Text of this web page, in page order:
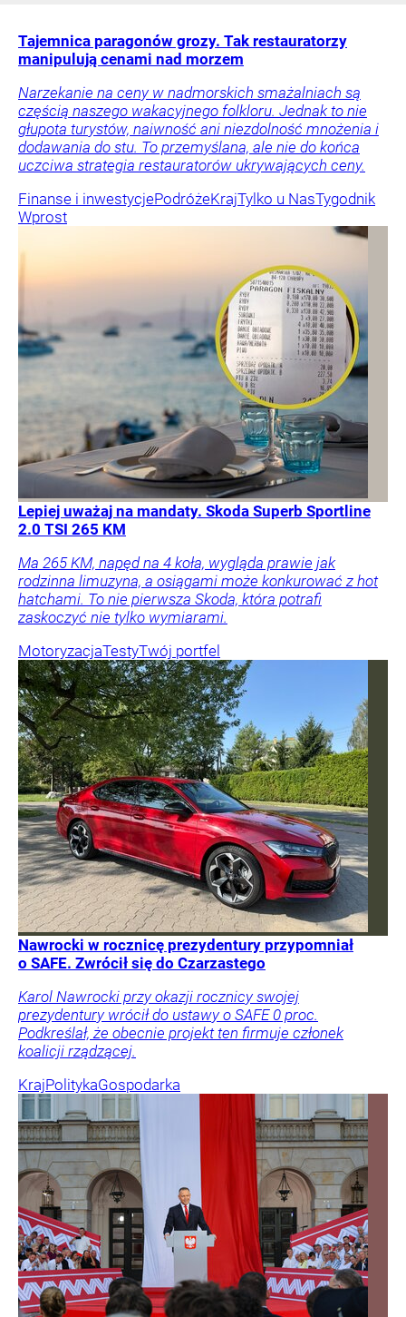
Tajemnica paragonów grozy. Tak restauratorzy
manipulują cenami nad morzem
Narzekanie na ceny w nadmorskich smażalniach są
częścią naszego wakacyjnego folkloru. Jednak to nie
głupota turystów, naiwność ani niezdolność mnożenia i
dodawania do stu. To przemyślana, ale nie do końca
uczciwa strategia restauratorów ukrywających ceny.
Finanse i inwestycjePodróżeKrajTylko u NasTygodnik
Wprost
Lepiej uważaj na mandaty. Skoda Superb Sportline
2.0 TSI 265 KM
Ma 265 KM, napęd na 4 koła, wygląda prawie jak
rodzinna limuzyna, a osiągami może konkurować z hot
hatchami. To nie pierwsza Skoda, która potrafi
zaskoczyć nie tylko wymiarami.
MotoryzacjaTestyTwój portfel
Nawrocki w rocznicę prezydentury przypomniał
o SAFE. Zwrócił się do Czarzastego
Karol Nawrocki przy okazji rocznicy swojej
prezydentury wrócił do ustawy o SAFE 0 proc.
Podkreślał, że obecnie projekt ten firmuje członek
koalicji rządzącej.
KrajPolitykaGospodarka